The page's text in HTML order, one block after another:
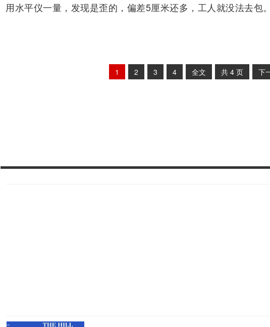
用水平仪一量，发现是歪的，偏差5厘米还多，工人就没法去包
1 2 3 4 全文 共 4 页 下